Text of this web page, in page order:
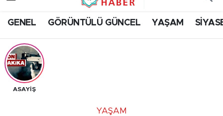
GENEL GÖRÜNTÜLÜ GÜNCEL YAŞAM
ASAYİŞ
YAŞAM
Trafik Durumu
Tüm Manşetler
Son Dakika Haberleri